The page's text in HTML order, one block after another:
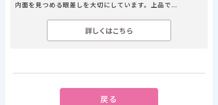
内面を見つめる眼差しを大切にしています。上品で...
詳しくはこちら
戻る